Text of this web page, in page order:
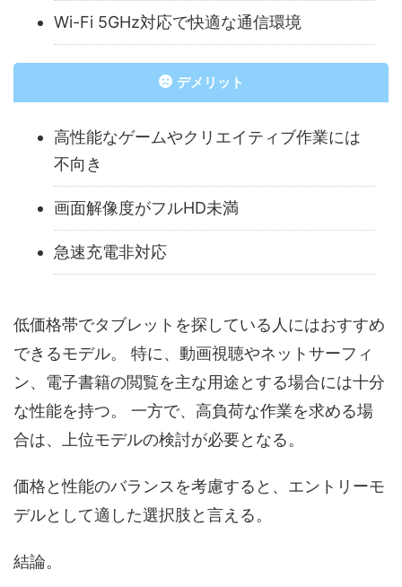
Wi-Fi 5GHz対応で快適な通信環境
デメリット
高性能なゲームやクリエイティブ作業には
不向き
画面解像度がフルHD未満
急速充電非対応
低価格帯でタブレットを探している人にはおすすめ
できるモデル。 特に、動画視聴やネットサーフィ
ン、電子書籍の閲覧を主な用途とする場合には十分
な性能を持つ。 一方で、高負荷な作業を求める場
合は、上位モデルの検討が必要となる。
価格と性能のバランスを考慮すると、エントリーモ
デルとして適した選択肢と言える。
結論。